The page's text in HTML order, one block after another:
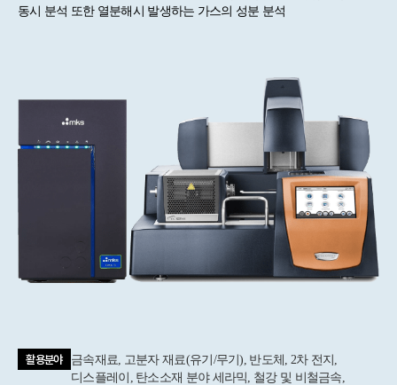
동시 분석 또한 열분해시 발생하는 가스의 성분 분석
활용분야
금속재료, 고분자 재료(유기/무기), 반도체, 2차 전지,
디스플레이, 탄소소재 분야 세라믹, 철강 및 비철금속,